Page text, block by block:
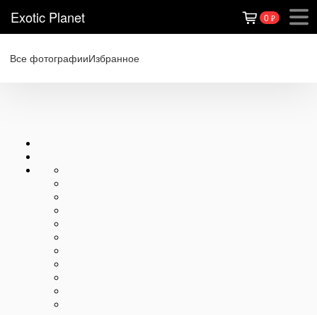
Exotic Planet 0 ₽
Все фотографииИзбранное